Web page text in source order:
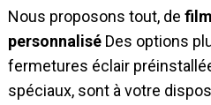
Nous proposons tout, de
personnaliséDes options
fermetures éclair
spéciaux, sont à votre